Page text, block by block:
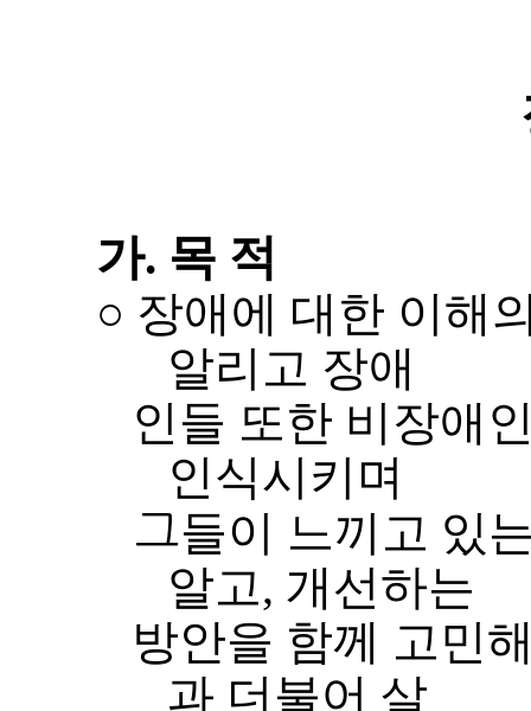
가. 목 적
○
알리고 장애
인식시키며
그
알고, 개선하는
과 더불어 살